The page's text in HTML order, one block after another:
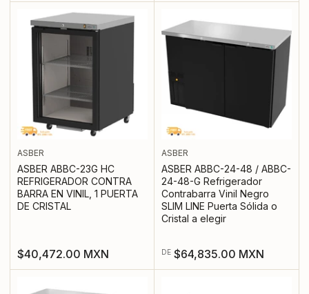
ASBER
ASBER ABBC-23G HC
REFRIGERADOR CONTRA
BARRA EN VINIL, 1 PUERTA
DE CRISTAL
Precio
regular
$40,472.00 MXN
ASBER
ASBER ABBC-24-48 / ABBC-
24-48-G Refrigerador
Contrabarra Vinil Negro
SLIM LINE Puerta Sólida o
Cristal a elegir
Precio
regular
DE $64,835.00 MXN